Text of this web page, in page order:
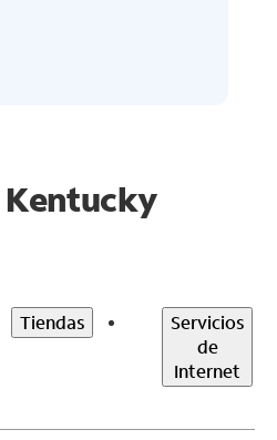
Kentucky
Tiendas
Servicios
de
Internet